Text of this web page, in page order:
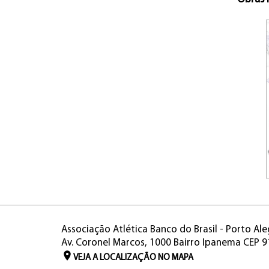
Associação Atlética Banco do Brasil - Porto
Av. Coronel Marcos, 1000 Bairro Ipanema CEP
VEJA A LOCALIZAÇÃO NO MAPA